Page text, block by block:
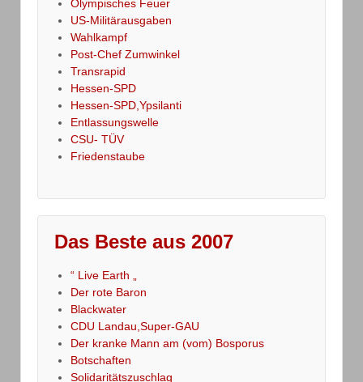
Olympisches Feuer
US-Militärausgaben
Wahlkampf
Post-Chef Zumwinkel
Transrapid
Hessen-SPD
Hessen-SPD,Ypsilanti
Entlassungswelle
CSU- TÜV
Friedenstaube
Das Beste aus 2007
“ Live Earth „
Der rote Baron
Blackwater
CDU Landau,Super-GAU
Der kranke Mann am (vom) Bosporus
Botschaften
Solidaritätszuschlag